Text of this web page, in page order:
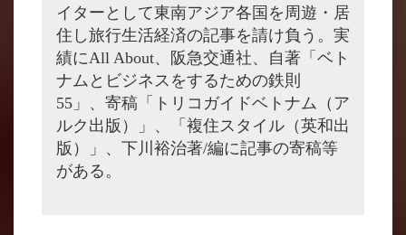
イターとして東南アジア各国を周遊・居
住し旅行生活経済の記事を請け負う。実
績にAll About、阪急交通社、自著「ベト
ナムとビジネスをするための鉄則
55」、寄稿「トリコガイドベトナム（ア
ルク出版）」、「複住スタイル（英和出
版）」、下川裕治著/編に記事の寄稿等
がある。